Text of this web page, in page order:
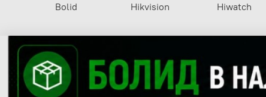
Bolid Hikvision Hiwatch